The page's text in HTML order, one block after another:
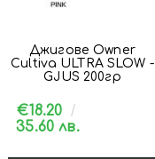
Джигове Owner
Cultiva ULTRA SLOW -
GJUS 200гр
€18.20
35.60 лв.